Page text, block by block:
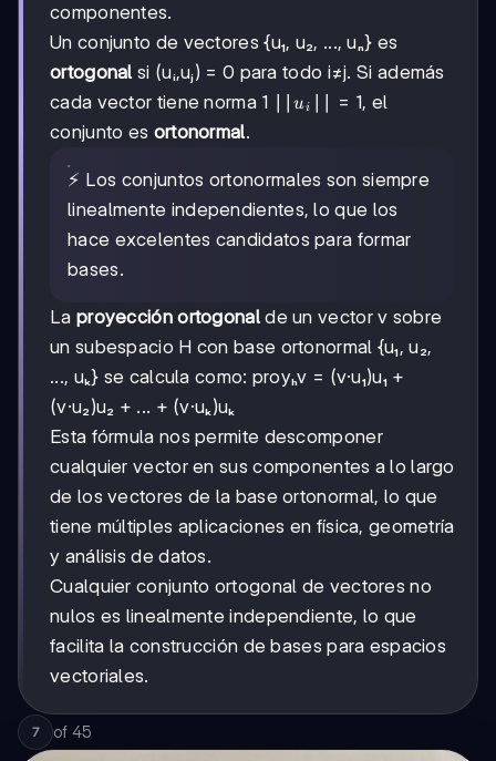
componentes.
Un conjunto de vectores {u₁, u₂, ..., uₙ} es
ortogonal si (uᵢ,uⱼ) = 0 para todo i≠j. Si además
cada vector tiene norma 1 ||uᵢ||
∣∣ui ∣∣ = 1, el
conjunto es ortonormal.
⚡ Los conjuntos ortonormales son siempre
linealmente independientes, lo que los
hace excelentes candidatos para formar
bases.
La proyección ortogonalde un vector v sobre
un subespacio H con base ortonormal {u₁, u₂,
..., uₖ} se calcula como: proyₕv = (v·u₁)u₁ +
(v·u₂)u₂ + ... + (v·uₖ)uₖ
Esta fórmula nos permite descomponer
cualquier vector en sus componentes a lo largo
de los vectores de la base ortonormal, lo que
tiene múltiples aplicaciones en física, geometría
y análisis de datos.
Cualquier conjunto ortogonal de vectores no
nulos es linealmente independiente, lo que
facilita la construcción de bases para espacios
vectoriales.
7 of 45